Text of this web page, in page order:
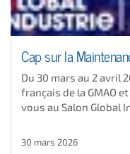
Cap sur la
Du 30 mars au 2 avril
français de la GMAO
vous au Salon Global
30 mars 2026